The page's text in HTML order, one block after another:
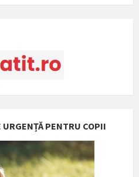
PENTRU COPII